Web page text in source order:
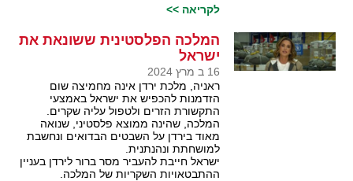
לקריאה >>
המלכה הפלסטינית ששונאת את
ישראל
16 ב מרץ 2024
ראניה, מלכת ירדן אינה מחמיצה שום
הזדמנות להכפיש את ישראל באמצעי
התקשורת הזרים ולטפול עליה שקרים.
המלכה, שהינה ממוצא פלסטיני, שנואה
מאוד בירדן על השבטים הבדואים ונחשבת
למושחתת ונהנתנית.
ישראל חייבת להעביר מסר ברור לירדן בעניין
ההתבטאויות השקריות של המלכה.